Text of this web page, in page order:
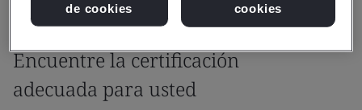
Certificación del sistema
Encuentre la certificación
adecuada para usted
de cookies
cookies